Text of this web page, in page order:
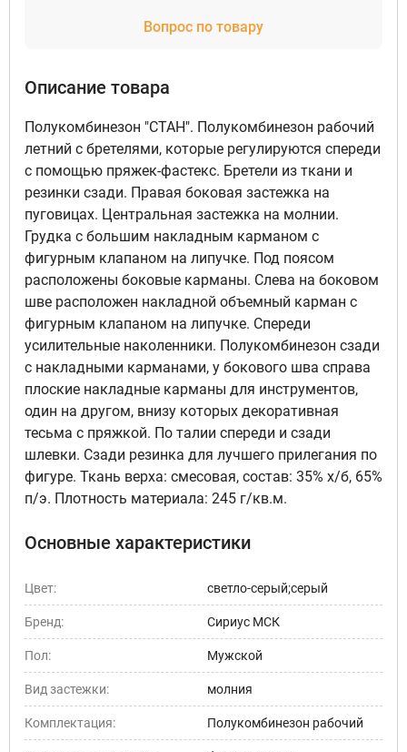
Вопрос по товару
Описание товара
Полукомбинезон "СТАН". Полукомбинезон рабочий
летний с бретелями, которые регулируются спереди
с помощью пряжек-фастекс. Бретели из ткани и
резинки сзади. Правая боковая застежка на
пуговицах. Центральная застежка на молнии.
Грудка с большим накладным карманом с
фигурным клапаном на липучке. Под поясом
расположены боковые карманы. Слева на боковом
шве расположен накладной объемный карман с
фигурным клапаном на липучке. Спереди
усилительные наколенники. Полукомбинезон сзади
с накладными карманами, у бокового шва справа
плоские накладные карманы для инструментов,
один на другом, внизу которых декоративная
тесьма с пряжкой. По талии спереди и сзади
шлевки. Сзади резинка для лучшего прилегания по
фигуре. Ткань верха: смесовая, состав: 35% х/б, 65%
п/э. Плотность материала: 245 г/кв.м.
Основные характеристики
Цвет: светло-серый;серый
Бренд: Сириус МСК
Пол: Мужской
Вид застежки: молния
Комплектация: Полукомбинезон рабочий